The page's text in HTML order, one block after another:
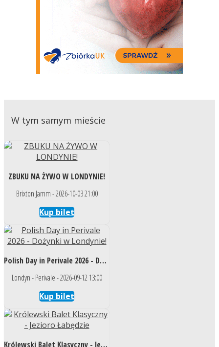
W tym samym mieście
ZBUKU NA ŻYWO W LONDYNIE!
Brixton Jamm - 2026-10-03 21:00
Kup bilet
Polish Day in Perivale 2026 - Dożynki w Londynie!
Londyn - Perivale - 2026-09-12 13:00
Kup bilet
Królewski Balet Klasyczny - Jezioro Łabędzie